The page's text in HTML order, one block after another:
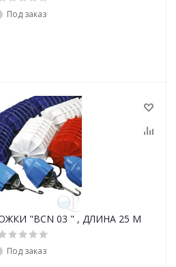
Под заказ
"BCN 03 " , ДЛИНА 25 М
Под заказ